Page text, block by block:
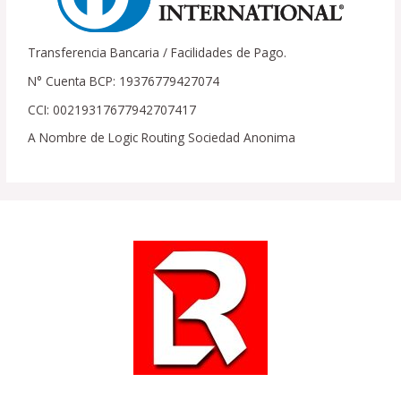
Transferencia Bancaria / Facilidades de Pago.
N° Cuenta BCP: 19376779427074
CCI: 00219317677942707417
A Nombre de Logic Routing Sociedad Anonima